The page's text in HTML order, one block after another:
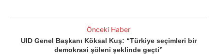
Önceki Haber
UID Genel Başkanı Köksal Kuş: “Türkiye seçimleri bir
demokrasi şöleni şeklinde geçti”